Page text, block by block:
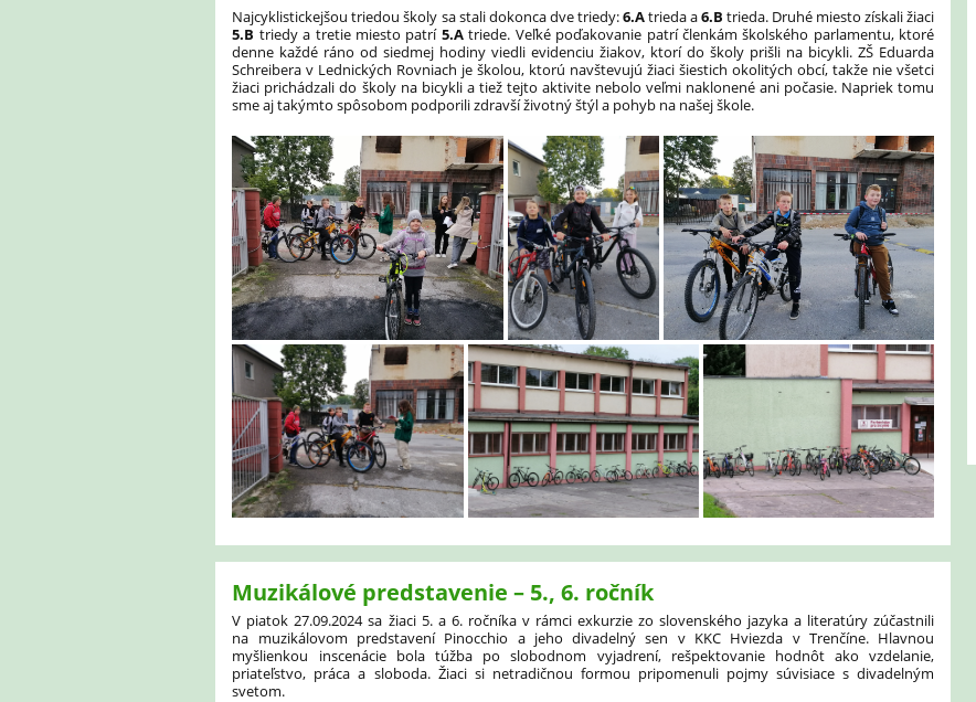
Najcyklistickejšou triedou školy sa stali dokonca dve triedy:6.Atrieda a6.B trieda. Druhé miesto získali žiaci
5.B triedy a tretie miesto patrí 5.Atriede. Veľké poďakovanie patrí členkám školského parlamentu, ktoré
denne každé ráno od siedmej hodiny viedli evidenciu žiakov, ktorí do školy prišli na bicykli. ZŠ Eduarda
Schreibera v Lednických Rovniach je školou, ktorú navštevujú žiaci šiestich okolitých obcí, takže nie všetci
žiaci prichádzali do školy na bicykli a tiež tejto aktivite nebolo veľmi naklonené ani počasie. Napriek tomu
sme aj takýmto spôsobom podporili zdravší životný štýl a pohyb na našej škole.
Muzikálové predstavenie – 5., 6. ročník
V piatok 27.09.2024 sa žiaci 5. a 6. ročníka v rámci exkurzie zo slovenského jazyka a literatúry zúčastnili
na muzikálovom predstavení Pinocchio a jeho divadelný sen v KKC Hviezda v Trenčíne. Hlavnou
myšlienkou inscenácie bola túžba po slobodnom vyjadrení, rešpektovanie hodnôt ako vzdelanie,
priateľstvo, práca a sloboda. Žiaci si netradičnou formou pripomenuli pojmy súvisiace s divadelným
svetom.